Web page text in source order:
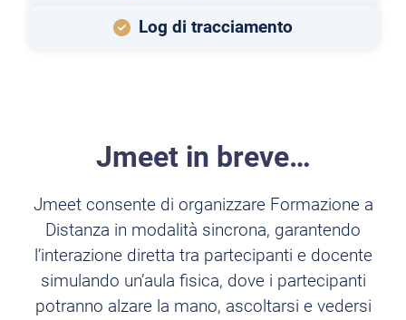
Log di tracciamento
Jmeet in breve…
Jmeet consente di organizzare Formazione a
Distanza in modalità sincrona, garantendo
l’interazione diretta tra partecipanti e docente
simulando un’aula fisica, dove i partecipanti
potranno alzare la mano, ascoltarsi e vedersi